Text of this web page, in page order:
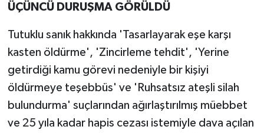
ÜÇÜNCÜ DURUŞMA GÖRÜLDÜ
Tutuklu sanık hakkında 'Tasarlayarak eşe karşı
kasten öldürme', 'Zincirleme tehdit', 'Yerine
getirdiği kamu görevi nedeniyle bir kişiyi
öldürmeye teşebbüs' ve 'Ruhsatsız ateşli silah
bulundurma' suçlarından ağırlaştırılmış müebbet
ve 25 yıla kadar hapis cezası istemiyle dava açılan